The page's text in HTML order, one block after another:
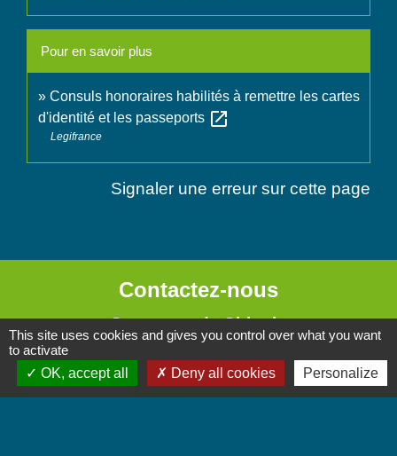
Pour en savoir plus
Consuls honoraires habilités à remettre les cartes
d'identité et les passeports open_in_new
Legifrance
Signaler une erreur sur cette page
Contactez-nous
Commune de Chignin
52 Place de la Mairie - Le Chef Lieu
73800 Chignin - FRANCE
+33 4 79 28 10 12
This site uses cookies and gives you control over what you want
to activate
OK, accept all
Deny all cookies Personalize